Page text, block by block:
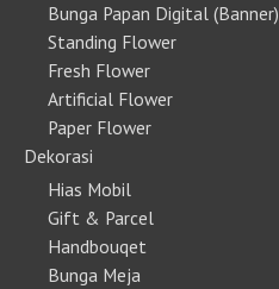
Bunga Papan Digital (Banner)
Standing Flower
Fresh Flower
Artificial Flower
Paper Flower
Dekorasi
Hias Mobil
Gift & Parcel
Handbouqet
Bunga Meja